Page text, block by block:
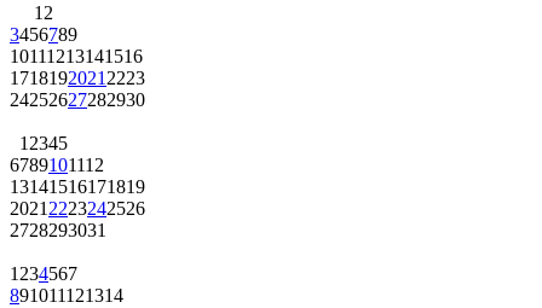
1 2
3456789
10111213141516
1718192021 2223
24252627282930
1 2345
6789101112
13141516171819
2021 2223242526
2728293031
1 234567
891011121314